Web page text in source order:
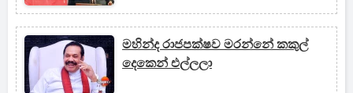
මහින්ද රාජපක්ෂව මරන්නේ කකුල්
දෙකෙන් එල්ලලා